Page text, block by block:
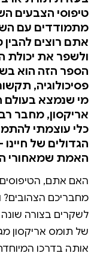
טיפוסי הצבעים
מתמודדים עם
אתם רוצים
ולשפר את
הספר הזה הוא
פסיכולוגיה,
מי שנמצא בעולם
אריקסון, מחבר
כלי עוצמתי
הגדולים של
האמת שמאחורי
האם אתם, הטיפוסים
מחבריכם הצהובים?
לשקרים בצורה שונה
של תומס אריקסון
אותה בדרכו